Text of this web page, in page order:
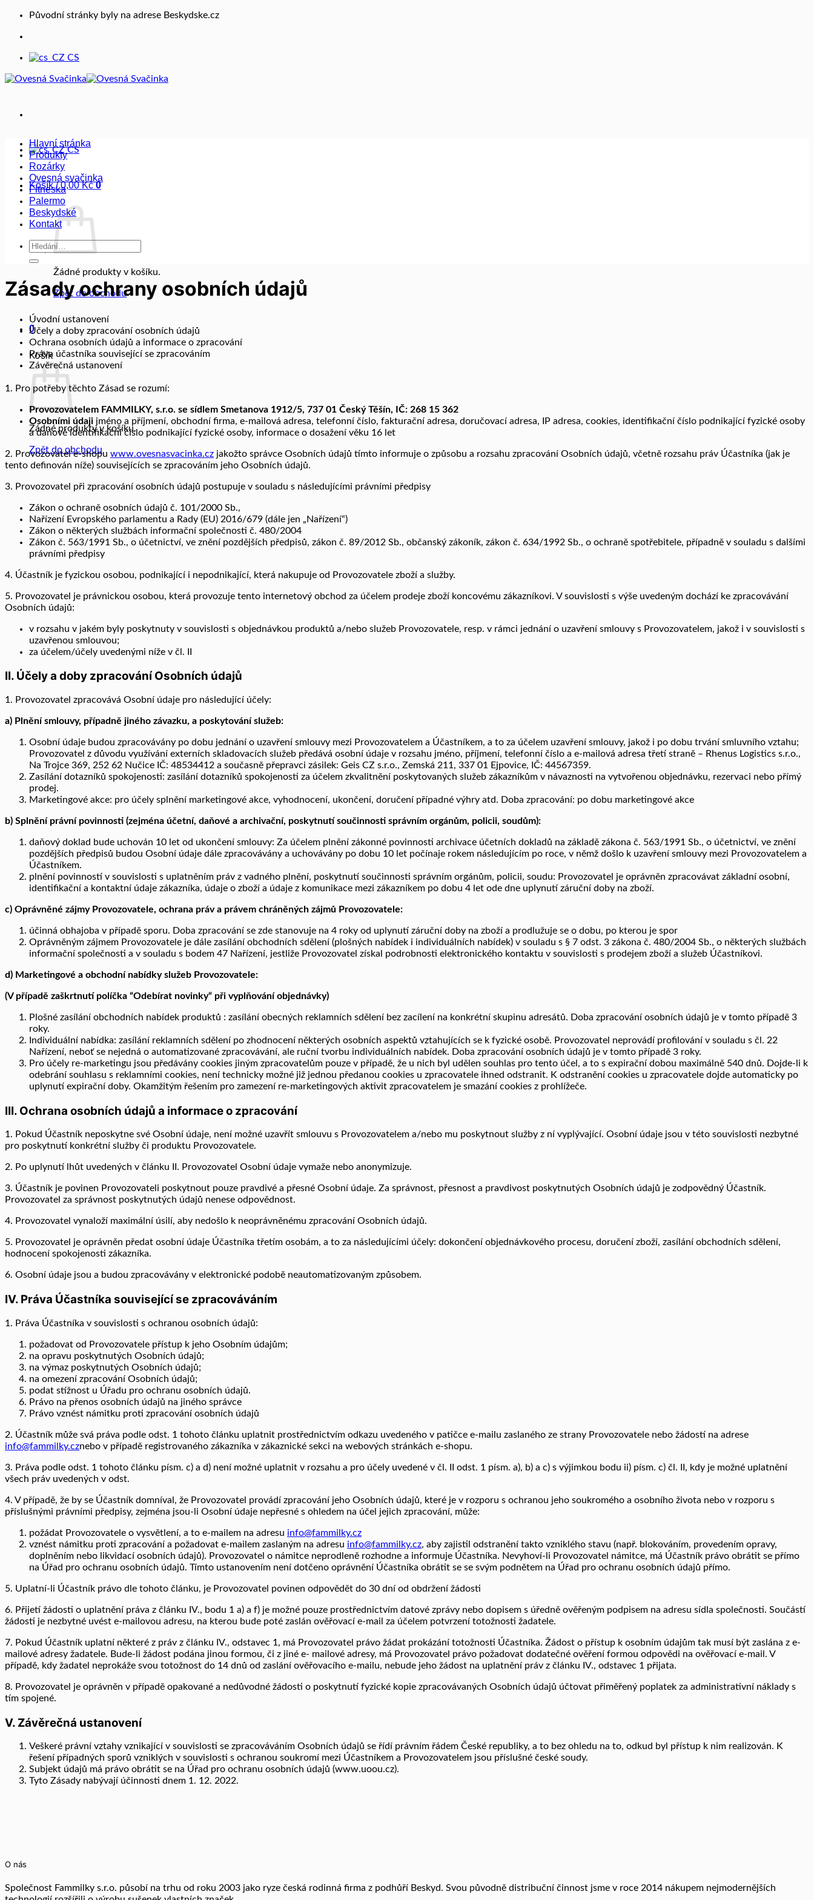
Přeskočit
obsah
Původní stránky byly na adrese Beskydske.cz
CS
CS
Košík /0,00Kč 0
Žádné produkty v košíku.
Zpět do obchodu
0
Košík
Žádné produkty v košíku.
Zpět do obchodu
Hlavní stránka
Produkty
Rozárky
Ovesná svačinka
Fitneska
Palermo
Beskydské
Kontakt
Hledat:
Zásady ochrany osobních údajů
Úvodní ustanovení
Účely a doby zpracování osobních údajů
Ochrana osobních údajů a informace o zpracování
Práva účastníka související se zpracováním
Závěrečná ustanovení
1. Pro potřeby těchto Zásad se rozumí:
Provozovatelem FAMMILKY, s.r.o. se sídlem Smetanova 1912/5, 737 01 Český Těšín, IČ: 268 15 362
Osobními údaji jméno a příjmení, obchodní firma, e-mailová adresa, telefonní číslo, fakturační adresa, doručovací adresa, IP adresa, cookies, identifikační číslo podnikající fyzické osoby
a daňové identifikační číslo podnikající fyzické osoby, informace o dosažení věku 16 let
2. Provozovatel e-shopu www.ovesnasvacinka.cz jakožto správce Osobních údajů tímto informuje o způsobu a rozsahu zpracování Osobních údajů, včetně rozsahu práv Účastníka (jak je
tento definován níže) souvisejících se zpracováním jeho Osobních údajů.
3. Provozovatel při zpracování osobních údajů postupuje v souladu s následujícími právními předpisy
Zákon o ochraně osobních údajů č. 101/2000 Sb.,
Nařízení Evropského parlamentu a Rady (EU) 2016/679 (dále jen „Nařízení“)
Zákon o některých službách informační společnosti č. 480/2004
Zákon č. 563/1991 Sb., o účetnictví, ve znění pozdějších předpisů, zákon č. 89/2012 Sb., občanský zákoník, zákon č. 634/1992 Sb., o ochraně spotřebitele, případně v souladu s dalšími
právními předpisy
4. Účastník je fyzickou osobou, podnikající i nepodnikající, která nakupuje od Provozovatele zboží a služby.
5. Provozovatel je právnickou osobou, která provozuje tento internetový obchod za účelem prodeje zboží koncovému zákazníkovi. V souvislosti s výše uvedeným dochází ke zpracovávání
Osobních údajů:
v rozsahu v jakém byly poskytnuty v souvislosti s objednávkou produktů a/nebo služeb Provozovatele, resp. v rámci jednání o uzavření smlouvy s Provozovatelem, jakož i v souvislosti s
uzavřenou smlouvou;
za účelem/účely uvedenými níže v čl. II
II. Účely a doby zpracování Osobních údajů
1. Provozovatel zpracovává Osobní údaje pro následující účely:
a) Plnění smlouvy, případně jiného závazku, a poskytování služeb:
Osobní údaje budou zpracovávány po dobu jednání o uzavření smlouvy mezi Provozovatelem a Účastníkem, a to za účelem uzavření smlouvy, jakož i po dobu trvání smluvního vztahu;
Provozovatel z důvodu využívání externích skladovacích služeb předává osobní údaje v rozsahu jméno, příjmení, telefonní číslo a e-mailová adresa třetí straně – Rhenus Logistics s.r.o.,
Na Trojce 369, 252 62 Nučice IČ: 48534412 a současně přepravci zásilek: Geis CZ s.r.o., Zemská 211, 337 01 Ejpovice, IČ: 44567359.
Zasílání dotazníků spokojenosti: zasílání dotazníků spokojenosti za účelem zkvalitnění poskytovaných služeb zákazníkům v návaznosti na vytvořenou objednávku, rezervaci nebo přímý
prodej.
Marketingové akce: pro účely splnění marketingové akce, vyhodnocení, ukončení, doručení případné výhry atd. Doba zpracování: po dobu marketingové akce
b) Splnění právní povinnosti (zejména účetní, daňové a archivační, poskytnutí součinnosti správním orgánům, policii, soudům):
daňový doklad bude uchován 10 let od ukončení smlouvy: Za účelem plnění zákonné povinnosti archivace účetních dokladů na základě zákona č. 563/1991 Sb., o účetnictví, ve znění
pozdějších předpisů budou Osobní údaje dále zpracovávány a uchovávány po dobu 10 let počínaje rokem následujícím po roce, v němž došlo k uzavření smlouvy mezi Provozovatelem a
Účastníkem.
plnění povinností v souvislosti s uplatněním práv z vadného plnění, poskytnutí součinnosti správním orgánům, policii, soudu: Provozovatel je oprávněn zpracovávat základní osobní,
identifikační a kontaktní údaje zákazníka, údaje o zboží a údaje z komunikace mezi zákazníkem po dobu 4 let ode dne uplynutí záruční doby na zboží.
c) Oprávněné zájmy Provozovatele, ochrana práv a právem chráněných zájmů Provozovatele:
účinná obhajoba v případě sporu. Doba zpracování se zde stanovuje na 4 roky od uplynutí záruční doby na zboží a prodlužuje se o dobu, po kterou je spor
Oprávněným zájmem Provozovatele je dále zasílání obchodních sdělení (plošných nabídek i individuálních nabídek) v souladu s § 7 odst. 3 zákona č. 480/2004 Sb., o některých službách
informační společnosti a v souladu s bodem 47 Nařízení, jestliže Provozovatel získal podrobnosti elektronického kontaktu v souvislosti s prodejem zboží a služeb Účastníkovi.
d) Marketingové a obchodní nabídky služeb Provozovatele:
(V případě zaškrtnutí políčka “Odebírat novinky“ při vyplňování objednávky)
Plošné zasílání obchodních nabídek produktů : zasílání obecných reklamních sdělení bez zacílení na konkrétní skupinu adresátů. Doba zpracování osobních údajů je v tomto případě 3
roky.
Individuální nabídka: zasílání reklamních sdělení po zhodnocení některých osobních aspektů vztahujících se k fyzické osobě. Provozovatel neprovádí profilování v souladu s čl. 22
Nařízení, neboť se nejedná o automatizované zpracovávání, ale ruční tvorbu individuálních nabídek. Doba zpracování osobních údajů je v tomto případě 3 roky.
Pro účely re-marketingu jsou předávány cookies jiným zpracovatelům pouze v případě, že u nich byl udělen souhlas pro tento účel, a to s expirační dobou maximálně 540 dnů. Dojde-li k
odebrání souhlasu s reklamními cookies, není technicky možné již jednou předanou cookies u zpracovatele ihned odstranit. K odstranění cookies u zpracovatele dojde automaticky po
uplynutí expirační doby. Okamžitým řešením pro zamezení re-marketingových aktivit zpracovatelem je smazání cookies z prohlížeče.
III. Ochrana osobních údajů a informace o zpracování
1. Pokud Účastník neposkytne své Osobní údaje, není možné uzavřít smlouvu s Provozovatelem a/nebo mu poskytnout služby z ní vyplývající. Osobní údaje jsou v této souvislosti nezbytné
pro poskytnutí konkrétní služby či produktu Provozovatele.
2. Po uplynutí lhůt uvedených v článku II. Provozovatel Osobní údaje vymaže nebo anonymizuje.
3. Účastník je povinen Provozovateli poskytnout pouze pravdivé a přesné Osobní údaje. Za správnost, přesnost a pravdivost poskytnutých Osobních údajů je zodpovědný Účastník.
Provozovatel za správnost poskytnutých údajů nenese odpovědnost.
4. Provozovatel vynaloží maximální úsilí, aby nedošlo k neoprávněnému zpracování Osobních údajů.
5. Provozovatel je oprávněn předat osobní údaje Účastníka třetím osobám, a to za následujícími účely: dokončení objednávkového procesu, doručení zboží, zasílání obchodních sdělení,
hodnocení spokojenosti zákazníka.
6. Osobní údaje jsou a budou zpracovávány v elektronické podobě neautomatizovaným způsobem.
IV. Práva Účastníka související se zpracováváním
1. Práva Účastníka v souvislosti s ochranou osobních údajů:
požadovat od Provozovatele přístup k jeho Osobním údajům;
na opravu poskytnutých Osobních údajů;
na výmaz poskytnutých Osobních údajů;
na omezení zpracování Osobních údajů;
podat stížnost u Úřadu pro ochranu osobních údajů.
Právo na přenos osobních údajů na jiného správce
Právo vznést námitku proti zpracování osobních údajů
2. Účastník může svá práva podle odst. 1 tohoto článku uplatnit prostřednictvím odkazu uvedeného v patičce e-mailu zaslaného ze strany Provozovatele nebo žádostí na adrese
info@fammilky.cznebo v případě registrovaného zákazníka v zákaznické sekci na webových stránkách e-shopu.
3. Práva podle odst. 1 tohoto článku písm. c) a d) není možné uplatnit v rozsahu a pro účely uvedené v čl. II odst. 1 písm. a), b) a c) s výjimkou bodu ii) písm. c) čl. II, kdy je možné uplatnění
všech práv uvedených v odst.
4. V případě, že by se Účastník domníval, že Provozovatel provádí zpracování jeho Osobních údajů, které je v rozporu s ochranou jeho soukromého a osobního života nebo v rozporu s
příslušnými právními předpisy, zejména jsou-li Osobní údaje nepřesné s ohledem na účel jejich zpracování, může:
požádat Provozovatele o vysvětlení, a to e-mailem na adresu info@fammilky.cz
vznést námitku proti zpracování a požadovat e-mailem zaslaným na adresu info@fammilky.cz, aby zajistil odstranění takto vzniklého stavu (např. blokováním, provedením opravy,
doplněním nebo likvidací osobních údajů). Provozovatel o námitce neprodleně rozhodne a informuje Účastníka. Nevyhoví-li Provozovatel námitce, má Účastník právo obrátit se přímo
na Úřad pro ochranu osobních údajů. Tímto ustanovením není dotčeno oprávnění Účastníka obrátit se se svým podnětem na Úřad pro ochranu osobních údajů přímo.
5. Uplatní-li Účastník právo dle tohoto článku, je Provozovatel povinen odpovědět do 30 dní od obdržení žádosti
6. Přijetí žádosti o uplatnění práva z článku IV., bodu 1 a) a f) je možné pouze prostřednictvím datové zprávy nebo dopisem s úředně ověřeným podpisem na adresu sídla společnosti. Součástí
žádosti je nezbytné uvést e-mailovou adresu, na kterou bude poté zaslán ověřovací e-mail za účelem potvrzení totožnosti žadatele.
7. Pokud Účastník uplatní některé z práv z článku IV., odstavec 1, má Provozovatel právo žádat prokázání totožnosti Účastníka. Žádost o přístup k osobním údajům tak musí být zaslána z e-
mailové adresy žadatele. Bude-li žádost podána jinou formou, či z jiné e- mailové adresy, má Provozovatel právo požadovat dodatečné ověření formou odpovědi na ověřovací e-mail. V
případě, kdy žadatel neprokáže svou totožnost do 14 dnů od zaslání ověřovacího e-mailu, nebude jeho žádost na uplatnění práv z článku IV., odstavec 1 přijata.
8. Provozovatel je oprávněn v případě opakované a nedůvodné žádosti o poskytnutí fyzické kopie zpracovávaných Osobních údajů účtovat přiměřený poplatek za administrativní náklady s
tím spojené.
V. Závěrečná ustanovení
Veškeré právní vztahy vznikající v souvislosti se zpracováváním Osobních údajů se řídí právním řádem České republiky, a to bez ohledu na to, odkud byl přístup k nim realizován. K
řešení případných sporů vzniklých v souvislosti s ochranou soukromí mezi Účastníkem a Provozovatelem jsou příslušné české soudy.
Subjekt údajů má právo obrátit se na Úřad pro ochranu osobních údajů (www.uoou.cz).
Tyto Zásady nabývají účinnosti dnem 1. 12. 2022.
O nás
Společnost Fammilky s.r.o. působí na trhu od roku 2003 jako ryze česká rodinná firma z podhůří Beskyd. Svou původně distribuční činnost jsme v roce 2014 nákupem nejmodernějších